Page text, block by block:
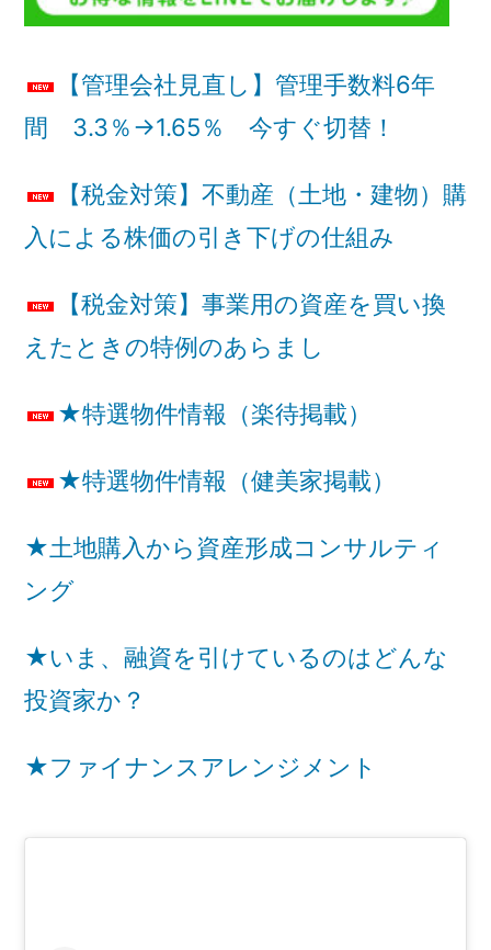
【管理会社見直し】管理手数料6年
間 3.3％→1.65％ 今すぐ切替！
【税金対策】不動産（土地・建物）購
入による株価の引き下げの仕組み
【税金対策】事業用の資産を買い換
えたときの特例のあらまし
★特選物件情報（楽待掲載）
★特選物件情報（健美家掲載）
★土地購入から資産形成コンサルティ
ング
★いま、融資を引けているのはどんな
投資家か？
★ファイナンスアレンジメント